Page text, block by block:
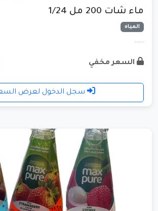
ماء شات 200 مل 1/24
المياه
......
السعر مخفي
سجل الدخول لعرض